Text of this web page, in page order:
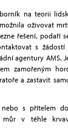
na teorii
oživovat
řešení, podaří
s
agentury AMS.
zamořeným
a zastavit
s přítelem
v téhle